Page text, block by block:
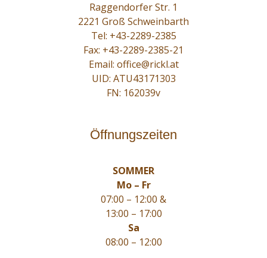
Raggendorfer Str. 1
2221 Groß Schweinbarth
Tel: +43-2289-2385
Fax: +43-2289-2385-21
Email: office@rickl.at
UID: ATU43171303
FN: 162039v
Öffnungszeiten
SOMMER
Mo – Fr
07:00 – 12:00 &
13:00 – 17:00
Sa
08:00 – 12:00